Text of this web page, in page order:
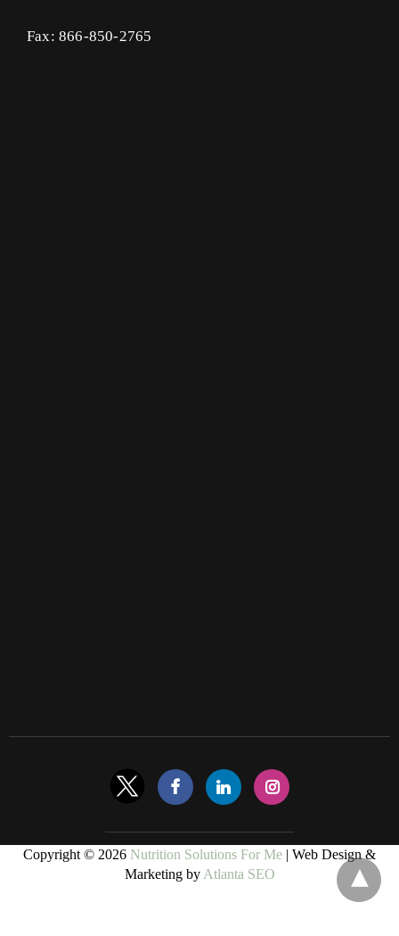
Fax: 866-850-2765
Copyright © 2026 Nutrition Solutions For Me | Web Design &
Marketing by Atlanta SEO